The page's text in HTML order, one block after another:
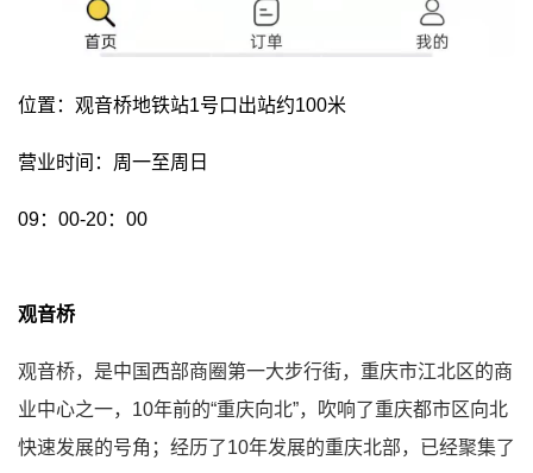
位置：观音桥地铁站1号口出站约100米
营业时间：周一至周日
09：00-20：00
观音桥
观音桥，是中国西部商圈第一大步行街，重庆市江北区的商
业中心之一，10年前的“重庆向北”，吹响了重庆都市区向北
快速发展的号角；经历了10年发展的重庆北部，已经聚集了